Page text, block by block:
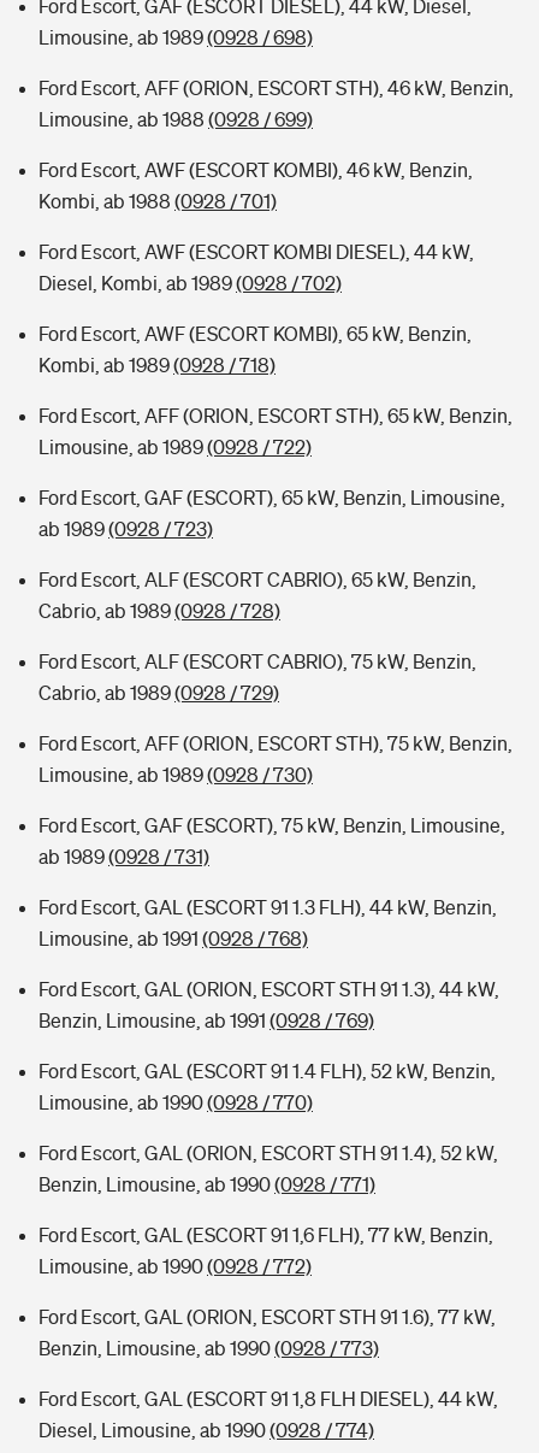
Ford Escort, GAF (ESCORT DIESEL), 44 kW, Diesel,
Limousine, ab 1989(0928 / 698)
Ford Escort, AFF (ORION, ESCORT STH), 46 kW, Benzin,
Limousine, ab 1988 (0928 / 699)
Ford Escort, AWF (ESCORT KOMBI), 46 kW, Benzin,
Kombi, ab 1988 (0928 / 701)
Ford Escort, AWF (ESCORT KOMBI DIESEL), 44 kW,
Diesel, Kombi, ab 1989(0928 / 702)
Ford Escort, AWF (ESCORT KOMBI), 65 kW, Benzin,
Kombi, ab 1989(0928 / 718)
Ford Escort, AFF (ORION, ESCORT STH), 65 kW, Benzin,
Limousine, ab 1989(0928 / 722)
Ford Escort, GAF (ESCORT), 65 kW, Benzin, Limousine,
ab 1989(0928 / 723)
Ford Escort, ALF (ESCORT CABRIO), 65 kW, Benzin,
Cabrio, ab 1989(0928 / 728)
Ford Escort, ALF (ESCORT CABRIO), 75 kW, Benzin,
Cabrio, ab 1989(0928 / 729)
Ford Escort, AFF (ORION, ESCORT STH), 75 kW, Benzin,
Limousine, ab 1989(0928 / 730)
Ford Escort, GAF (ESCORT), 75 kW, Benzin, Limousine,
ab 1989(0928 / 731)
Ford Escort, GAL (ESCORT 91 1.3 FLH), 44 kW, Benzin,
Limousine, ab 1991 (0928 / 768)
Ford Escort, GAL (ORION, ESCORT STH 91 1.3), 44 kW,
Benzin, Limousine, ab 1991 (0928 / 769)
Ford Escort, GAL (ESCORT 91 1.4 FLH), 52 kW, Benzin,
Limousine, ab 1990(0928 / 770)
Ford Escort, GAL (ORION, ESCORT STH 91 1.4), 52 kW,
Benzin, Limousine, ab 1990(0928 / 771)
Ford Escort, GAL (ESCORT 91 1,6 FLH), 77 kW, Benzin,
Limousine, ab 1990(0928 / 772)
Ford Escort, GAL (ORION, ESCORT STH 91 1.6), 77 kW,
Benzin, Limousine, ab 1990(0928 / 773)
Ford Escort, GAL (ESCORT 91 1,8 FLH DIESEL), 44 kW,
Diesel, Limousine, ab 1990(0928 / 774)